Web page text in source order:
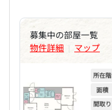
募集中の部屋一覧
物件詳細 | マップ
所在階
面積
間取り